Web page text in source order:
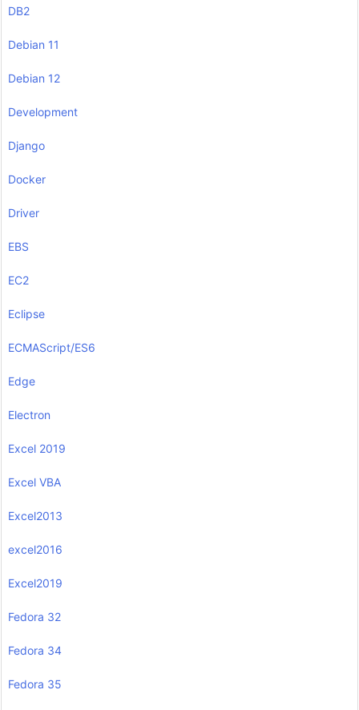
DB2
Debian 11
Debian 12
Development
Django
Docker
Driver
EBS
EC2
Eclipse
ECMAScript/ES6
Edge
Electron
Excel 2019
Excel VBA
Excel2013
excel2016
Excel2019
Fedora 32
Fedora 34
Fedora 35